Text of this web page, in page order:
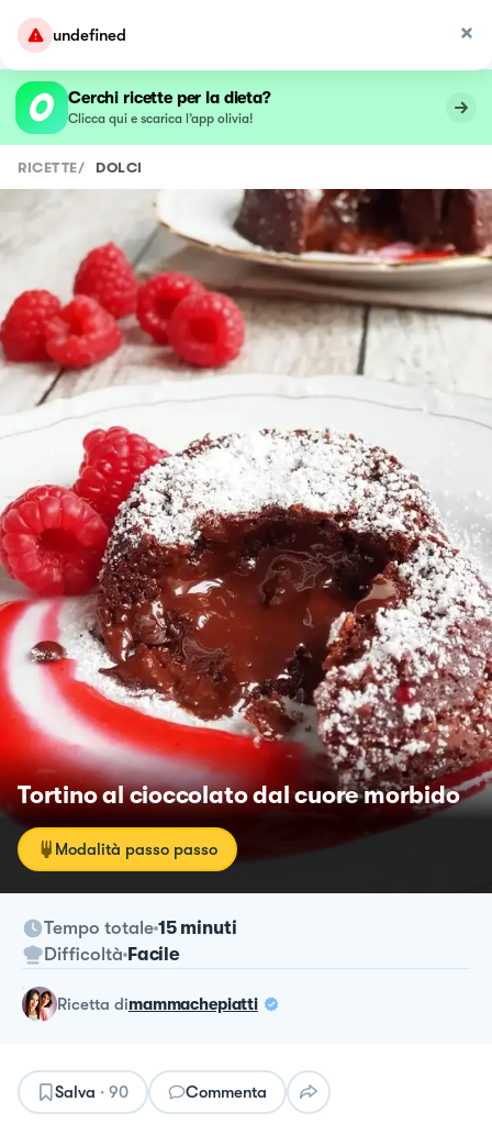
undefined
Cerchi ricette per la dieta?
Clicca qui e scarica l’app olivia!
RICETTE/ DOLCI
Tortino al cioccolato dal cuore morbido
Modalità passo passo
Tempo totale 15 minuti
Difficoltà Facile
ricetta dimammachepiatti
Salva · 90 Commenta